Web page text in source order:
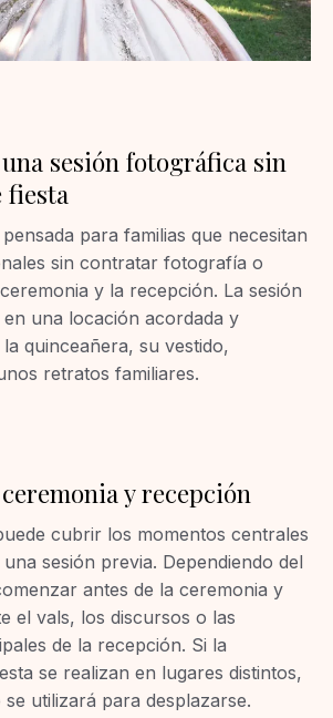
sesión fotográfica sin
fiesta
para familias que necesitan
sin contratar fotografía o
y la recepción. La sesión
una locación acordada y
quinceañera, su vestido,
retratos familiares.
y recepción
cubrir los momentos centrales
sesión previa. Dependiendo del
antes de la ceremonia y
el vals, los discursos o las
de la recepción. Si la
se realizan en lugares distintos,
utilizará para desplazarse.